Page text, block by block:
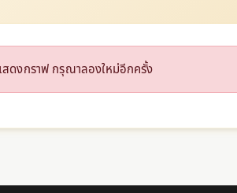
สดงกราฟ กรุณาลองใหม่อีกครั้ง